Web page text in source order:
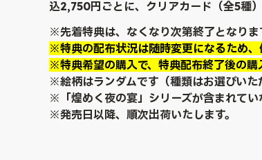
込2,750円ごとに、クリアカード（全5種
※先着特典は、なくなり次第終了となりま
※特典の配布状況は随時変更になるため、
※特典希望の購入で、特典配布終了後の購
※絵柄はランダムです（種類はお選びいた
※「煌めく夜の宴」シリーズが含まれてい
※発売日以降、順次出荷いたします。